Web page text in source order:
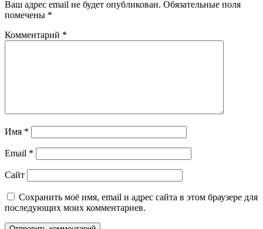
Ваш адрес email не будет опубликован. Обязательные поля
помечены *
Комментарий *
Имя *
Email *
Сайт
Сохранить моё имя, email и адрес сайта в этом браузере для
последующих моих комментариев.